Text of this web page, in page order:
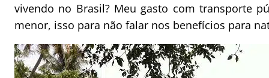
vivendo no Brasil? Meu gasto com transporte
menor, isso para não falar nos benefícios para